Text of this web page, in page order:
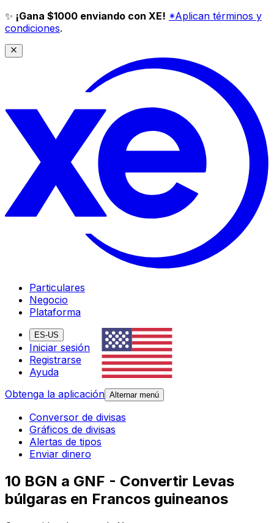
✨ ¡Gana $1000 enviando con XE! *Aplican términos y
condiciones.
Particulares
Negocio
Plataforma
ES-US
Iniciar sesión
Registrarse
Ayuda
Obtenga la aplicación Alternar menú
Conversor de divisas
Gráficos de divisas
Alertas de tipos
Enviar dinero
10 BGN a GNF - Convertir Levas
búlgaras en Francos guineanos